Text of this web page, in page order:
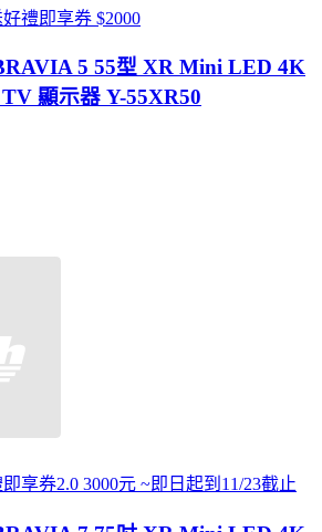
禮即享券 $2000
5 55型 XR Mini LED 4K
顯示器 Y-55XR50
享券2.0 3000元 ~即日起到11/23截止